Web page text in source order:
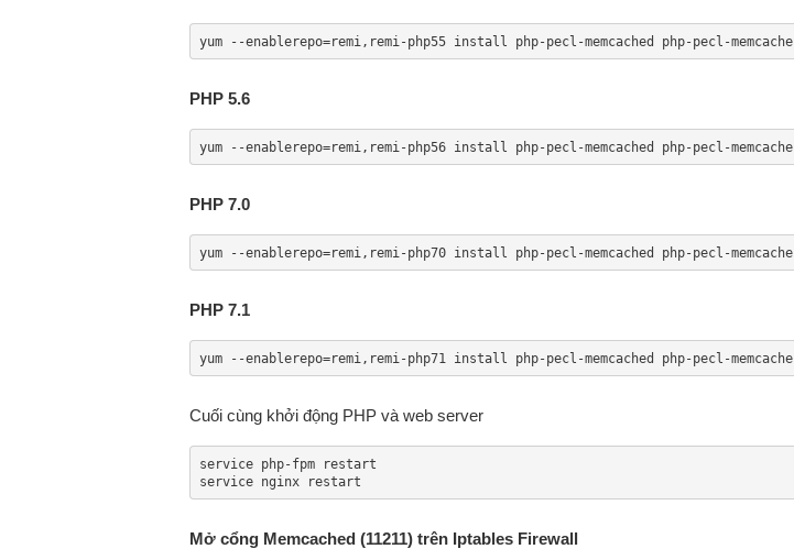
yum --enablerepo=remi,remi-php55 install php-pecl-memcached php-pecl-memcache
PHP 5.6
yum --enablerepo=remi,remi-php56 install php-pecl-memcached php-pecl-memcache
PHP 7.0
yum --enablerepo=remi,remi-php70 install php-pecl-memcached php-pecl-memcache
PHP 7.1
yum --enablerepo=remi,remi-php71 install php-pecl-memcached php-pecl-memcache
Cuối cùng khởi động PHP và web server
service php-fpm restart
service nginx restart
Mở cổng Memcached (11211) trên Iptables Firewall